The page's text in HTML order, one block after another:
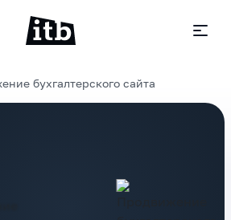
бухгалтерского сайта